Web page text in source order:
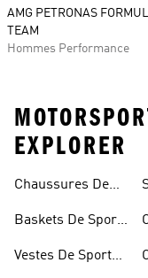
AMG PETRONAS
TEAM
Hommes Performance
EXPLORER
Chaussures De
Baskets De Sport
Vestes De Sport